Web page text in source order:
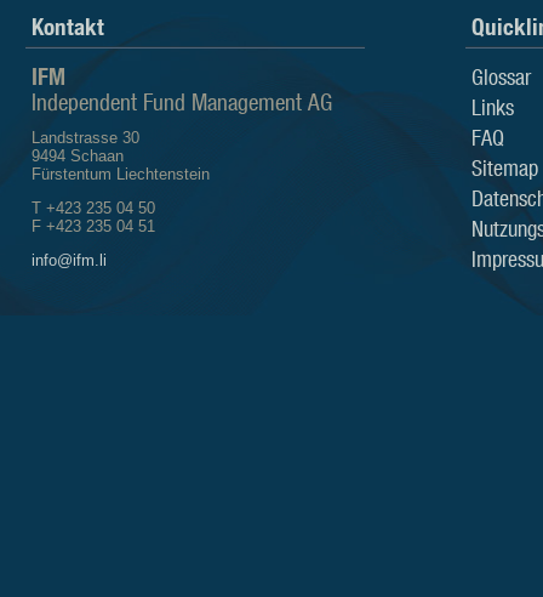
Kontakt
IFM
Independent Fund Management AG
Landstrasse 30
9494 Schaan
Fürstentum Liechtenstein
T +423 235 04 50
F +423 235 04 51
info@ifm.li
Glossar
Links
FAQ
Sitemap